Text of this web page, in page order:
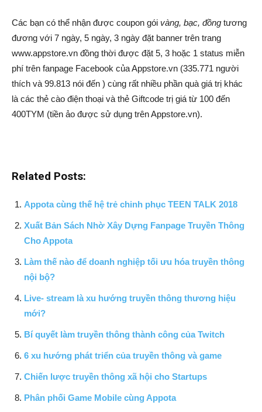
Các bạn có thể nhận được coupon gói vàng, bạc, đồng tương
đương với 7 ngày, 5 ngày, 3 ngày đặt banner trên trang
www.appstore.vn đồng thời được đặt 5, 3 hoặc 1 status miễn
phí trên fanpage Facebook của Appstore.vn (335.771 người
thích và 99.813 nói đến ) cùng rất nhiều phần quà giá trị khác
là các thẻ cào điện thoại và thẻ Giftcode trị giá từ 100 đến
400TYM (tiền ảo được sử dụng trên Appstore.vn).
Related Posts:
Appota cùng thế hệ trẻ chinh phục TEEN TALK 2018
Xuất Bản Sách Nhờ Xây Dựng Fanpage Truyền Thông
Cho Appota
Làm thế nào để doanh nghiệp tối ưu hóa truyền thông
nội bộ?
Live- stream là xu hướng truyền thông thương hiệu
mới?
Bí quyết làm truyền thông thành công của Twitch
6 xu hướng phát triển của truyền thông và game
Chiến lược truyền thông xã hội cho Startups
Phân phối Game Mobile cùng Appota